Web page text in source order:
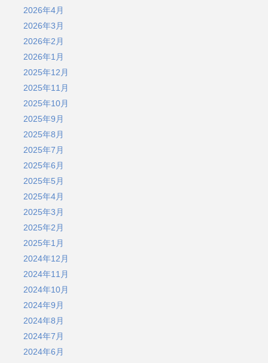
2026年4月
2026年3月
2026年2月
2026年1月
2025年12月
2025年11月
2025年10月
2025年9月
2025年8月
2025年7月
2025年6月
2025年5月
2025年4月
2025年3月
2025年2月
2025年1月
2024年12月
2024年11月
2024年10月
2024年9月
2024年8月
2024年7月
2024年6月